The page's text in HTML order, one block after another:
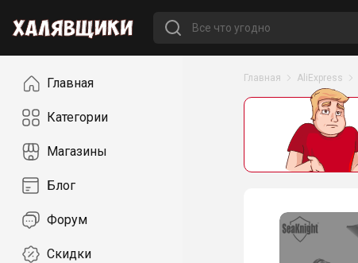
НавигацияГлавная
Категории
Магазины
Блог
Форум
Скидки
Главная AliExpress